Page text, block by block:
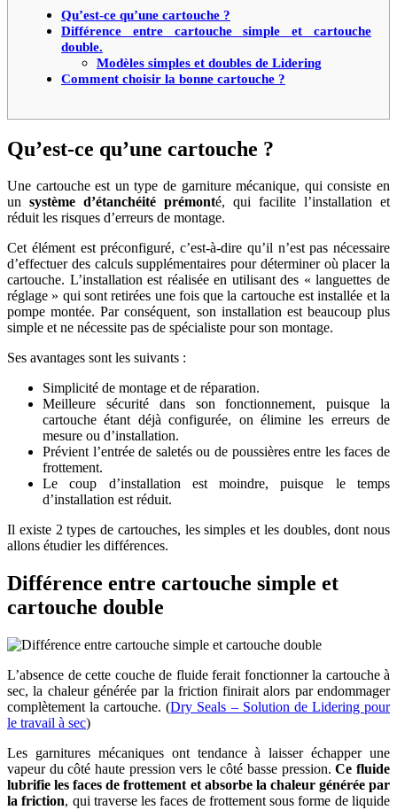
Qu’est-ce qu’une cartouche ?
Différence entre cartouche simple et cartouche
double.
Modèles simples et doubles de Lidering
Comment choisir la bonne cartouche ?
Qu’est-ce qu’une cartouche ?
Une cartouche est un type de garniture mécanique, qui consiste en
un système d’étanchéité prémonté, qui facilite l’installation et
réduit les risques d’erreurs de montage.
Cet élément est préconfiguré, c’est-à-dire qu’il n’est pas nécessaire
d’effectuer des calculs supplémentaires pour déterminer où placer la
cartouche. L’installation est réalisée en utilisant des « languettes de
réglage » qui sont retirées une fois que la cartouche est installée et la
pompe montée. Par conséquent, son installation est beaucoup plus
simple et ne nécessite pas de spécialiste pour son montage.
Ses avantages sont les suivants :
Simplicité de montage et de réparation.
Meilleure sécurité dans son fonctionnement, puisque la
cartouche étant déjà configurée, on élimine les erreurs de
mesure ou d’installation.
Prévient l’entrée de saletés ou de poussières entre les faces de
frottement.
Le coup d’installation est moindre, puisque le temps
d’installation est réduit.
Il existe 2 types de cartouches, les simples et les doubles, dont nous
allons étudier les différences.
Différence entre cartouche simple et
cartouche double
L’absence de cette couche de fluide ferait fonctionner la cartouche à
sec, la chaleur générée par la friction finirait alors par endommager
complètement la cartouche. (Dry Seals – Solution de Lidering pour
le travail à sec)
Les garnitures mécaniques ont tendance à laisser échapper une
vapeur du côté haute pression vers le côté basse pression.Ce fluide
lubrifie les faces de frottement et absorbe la chaleur générée par
la friction, qui traverse les faces de frottement sous forme de liquide